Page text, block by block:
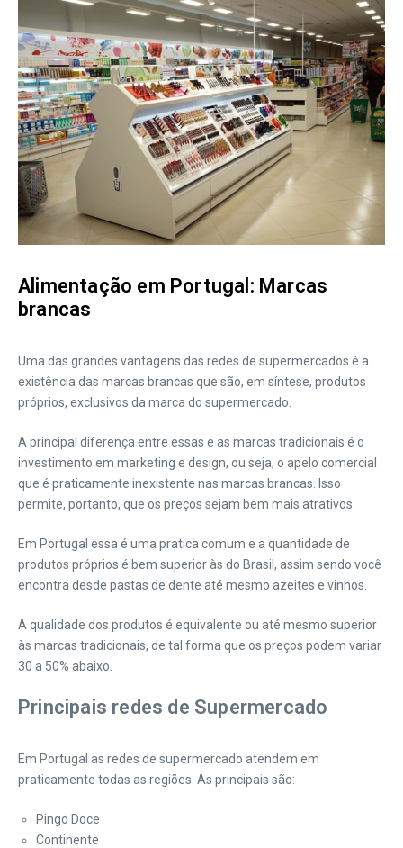
Alimentação em Portugal: Marcas
brancas
Uma das grandes vantagens das redes de supermercados é a
existência das marcas brancas que são, em síntese, produtos
próprios, exclusivos da marca do supermercado.
A principal diferença entre essas e as marcas tradicionais é o
investimento em marketing e design, ou seja, o apelo comercial
que é praticamente inexistente nas marcas brancas. Isso
permite, portanto, que os preços sejam bem mais atrativos.
Em Portugal essa é uma pratica comum e a quantidade de
produtos próprios é bem superior às do Brasil, assim sendo você
encontra desde pastas de dente até mesmo azeites e vinhos.
A qualidade dos produtos é equivalente ou até mesmo superior
às marcas tradicionais, de tal forma que os preços podem variar
30 a 50% abaixo.
Principais redes de Supermercado
Em Portugal as redes de supermercado atendem em
praticamente todas as regiões. As principais são:
Pingo Doce
Continente